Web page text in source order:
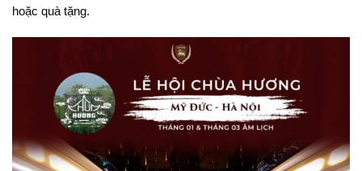
hoặc quà tặng.